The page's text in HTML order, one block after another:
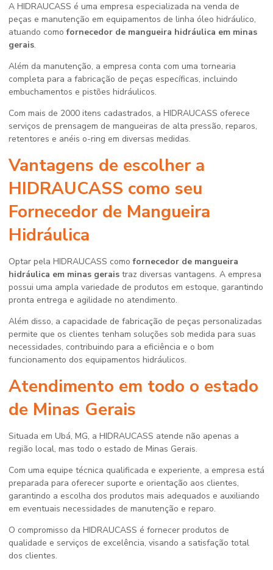
A HIDRAUCASS é uma empresa especializada na venda de
peças e manutenção em equipamentos de linha óleo hidráulico,
atuando comofornecedor de mangueira hidráulica em minas
gerais.
Além da manutenção, a empresa conta com uma tornearia
completa para a fabricação de peças específicas, incluindo
embuchamentos e pistões hidráulicos.
Com mais de 2000 itens cadastrados, a HIDRAUCASS oferece
serviços de prensagem de mangueiras de alta pressão, reparos,
retentores e anéis o-ring em diversas medidas.
Vantagens de escolher a
HIDRAUCASS como seu
Fornecedor de Mangueira
Hidráulica
Optar pela HIDRAUCASS comofornecedor de mangueira
hidráulica em minas gerais traz diversas vantagens. A empresa
possui uma ampla variedade de produtos em estoque, garantindo
pronta entrega e agilidade no atendimento.
Além disso, a capacidade de fabricação de peças personalizadas
permite que os clientes tenham soluções sob medida para suas
necessidades, contribuindo para a eficiência e o bom
funcionamento dos equipamentos hidráulicos.
Atendimento em todo o estado
de Minas Gerais
Situada em Ubá, MG, a HIDRAUCASS atende não apenas a
região local, mas todo o estado de Minas Gerais.
Com uma equipe técnica qualificada e experiente, a empresa está
preparada para oferecer suporte e orientação aos clientes,
garantindo a escolha dos produtos mais adequados e auxiliando
em eventuais necessidades de manutenção e reparo.
O compromisso da HIDRAUCASS é fornecer produtos de
qualidade e serviços de excelência, visando a satisfação total
dos clientes.